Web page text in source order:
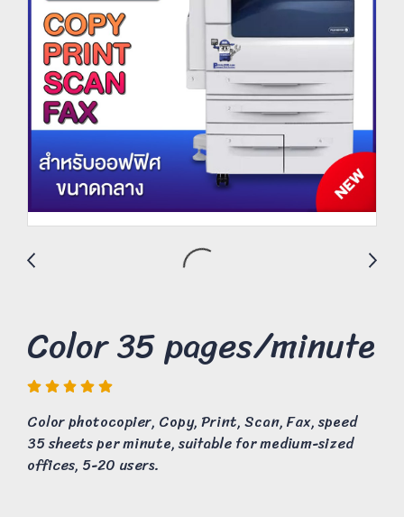
Color 35 pages/minute
Color photocopier, Copy, Print, Scan, Fax, speed
35 sheets per minute, suitable for medium-sized
offices, 5-20 users.